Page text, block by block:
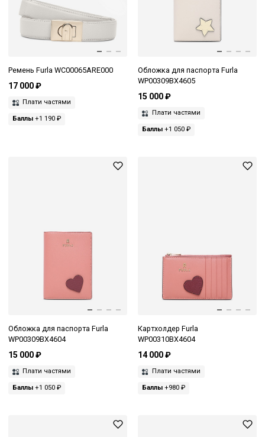
Ремень Furla WC00065ARE000
17 000 ₽
Плати частями
Баллы +1 190 ₽
Обложка для паспорта Furla
WP00309BX4605
15 000 ₽
Плати частями
Баллы+1 050 ₽
Обложка для паспорта Furla
WP00309BX4604
15 000 ₽
Плати частями
Баллы +1 050 ₽
Картхолдер Furla
WP00310BX4604
14 000 ₽
Плати частями
Баллы+980 ₽